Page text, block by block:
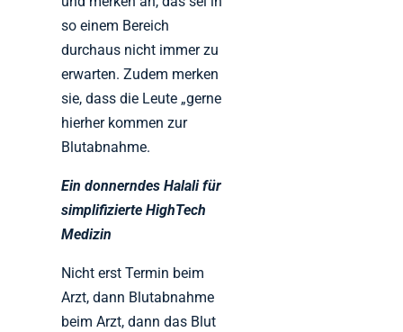
so einem Bereich
durchaus nicht immer zu
erwarten. Zudem merken
sie, dass die Leute „gerne
hierher kommen zur
Blutabnahme.
Ein donnerndes Halali für
simplifizierte HighTech
Medizin
Nicht erst Termin beim
Arzt, dann Blutabnahme
beim Arzt, dann das Blut